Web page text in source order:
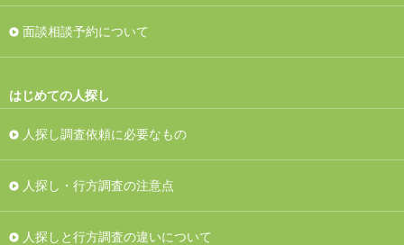
面談相談予約について
はじめての人探し
人探し調査依頼に必要なもの
人探し・行方調査の注意点
人探しと行方調査の違いについて